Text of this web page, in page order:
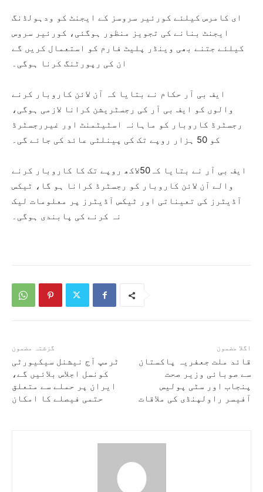
ای کامرس کیلئے کورئیر سروسز کے ایجنٹ کو ودہولڈنگ
ایجنٹ بنانے کی تجویز منظور ہوگئی، کورئیر سروس
کیلئے جتنے بھی وینڈر پلیٹ فارم کو استعمال کریں گے
ان کی رپورٹنگ کرنا ہوگی۔
ایف بی آر حکام نے بتایا کہ آن لائن کاروبار کرنے
والوں کو ایف بی آر کی رجسٹریشن کرانا لازمی ہوگی،
رجسٹرڈ کاروبار کو ماہانہ اسٹیٹمنٹ اور غیررجسٹرڈ
کو 50 ہزار روپے تک کی پینلٹی عائد کی جائے گی۔
ایف بی آر نے بتایا کہ50لاکھ روپے تک کا کاروبار کرنے
والے آن لائن کاروبار کو رجسٹرڈ کرانا ہو گا، ٹیکس
آڈیٹرز کی تعیناتی اور ٹیکس آڈیٹرز پر معلومات لیک
نہ کرنے کی پابندی ہوگی۔
گزشتہ مضمون
ٹرمپ آج نیشنل سیکیورٹی
کونسل اجلاس بلائیں گے،
ایران پر حملے سے متعلق
حتمی فیصلے کا امکان
اگلا مضمون
قائد ملت جعفریہ پاکستان
سے صوبائی وزیر صحت
پنجاب اور سٹی پولیس
آفیسر راولپنڈی کی ملاقات